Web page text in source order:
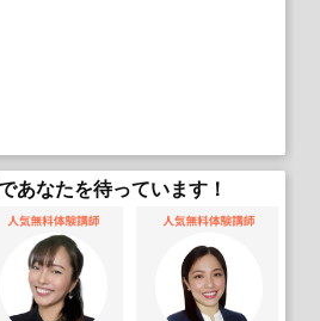
あなたを待っています！